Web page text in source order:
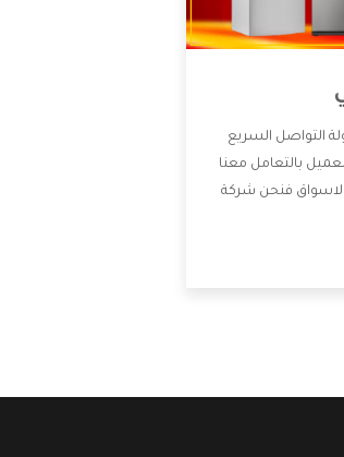
التواصل السريع
بالتعامل معنا
فنحن شركة
تكون منها خدمة